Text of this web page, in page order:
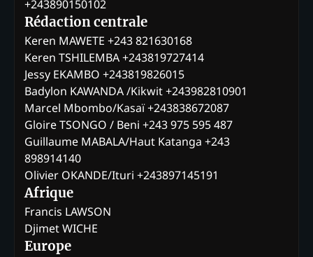
+243890150102
Rédaction centrale
Keren MAWETE +243 821630168
Keren TSHILEMBA +243819727414
Jessy EKAMBO +243819826015
Badylon KAWANDA /Kikwit +243982810901
Marcel Mbombo/Kasaï +243838672087
Gloire TSONGO / Beni +243 975 595 487
Guillaume MABALA/Haut Katanga +243
898914140
Olivier OKANDE/Ituri +243897145191
Afrique
Francis LAWSON
Djimet WICHE
Europe